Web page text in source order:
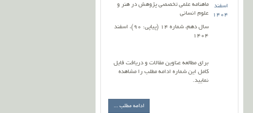
ماهنامه علمی تخصصی پژوهش در هنر و
علوم انسانی
سال دهم، شماره 14 (پیاپی: 90)، اسفند
1404
برای مطالعه عناوین مقالات و دریافت فایل
کامل این شماره ادامه مطلب را مشاهده
نمایید.
ادامه مطلب ...